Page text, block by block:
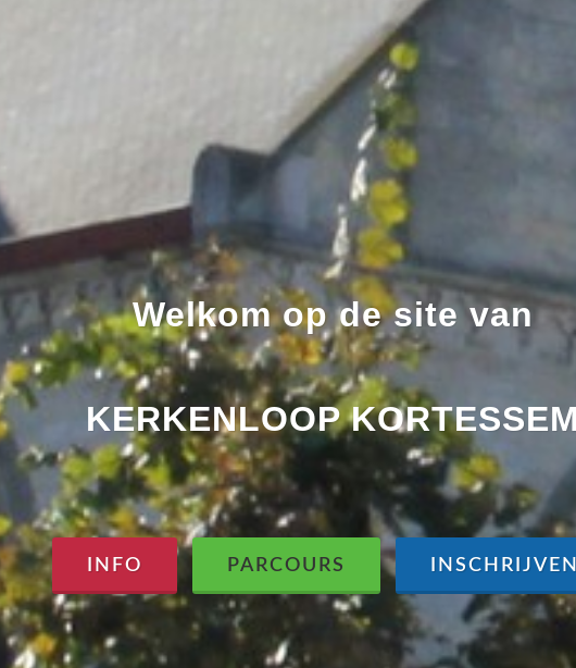
Welkom op de site van
KERKENLOOP
INFO PARCOURS